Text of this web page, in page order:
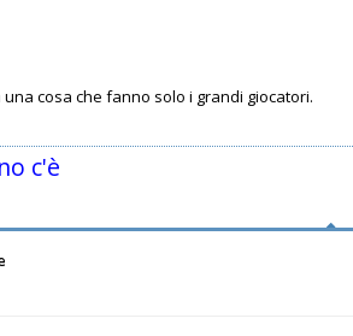
cosa che fanno solo i grandi giocatori.
c'è